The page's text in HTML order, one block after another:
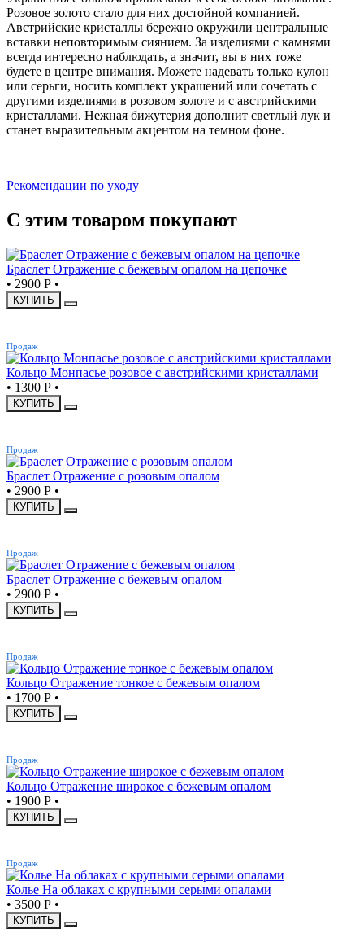
Розовое золото стало для них достойной компанией.
Австрийские кристаллы бережно окружили центральные
вставки неповторимым сиянием. За изделиями с камнями
всегда интересно наблюдать, а значит, вы в них тоже
будете в центре внимания. Можете надевать только кулон
или серьги, носить комплект украшений или сочетать с
другими изделиями в розовом золоте и с австрийскими
кристаллами. Нежная бижутерия дополнит светлый лук и
станет выразительным акцентом на темном фоне.
Рекомендации по уходу
С этим товаром покупают
Браслет Отражение с бежевым опалом на цепочке
• 2900 Р •
КУПИТЬ
Продаж
Кольцо Монпасье розовое с австрийскими кристаллами
• 1300 Р •
КУПИТЬ
Продаж
Браслет Отражение с розовым опалом
• 2900 Р •
КУПИТЬ
Продаж
Браслет Отражение с бежевым опалом
• 2900 Р •
КУПИТЬ
Продаж
Кольцо Отражение тонкое с бежевым опалом
• 1700 Р •
КУПИТЬ
Продаж
Кольцо Отражение широкое с бежевым опалом
• 1900 Р •
КУПИТЬ
Продаж
Колье На облаках с крупными серыми опалами
• 3500 Р •
КУПИТЬ